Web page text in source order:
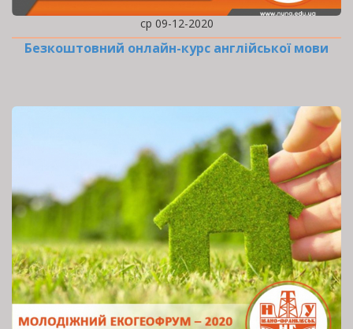
ср 09-12-2020
Безкоштовний онлайн-курс англійської мови